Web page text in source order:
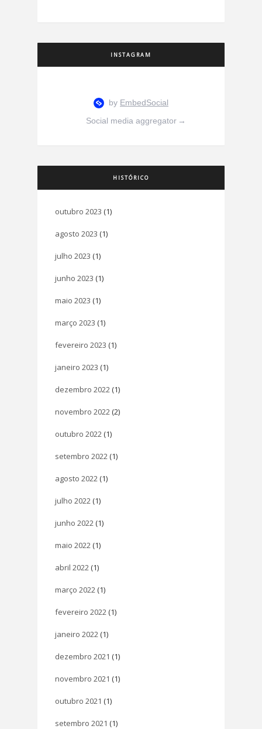
INSTAGRAM
Social media aggregator →
HISTÓRICO
outubro 2023 (1)
agosto 2023 (1)
julho 2023 (1)
junho 2023 (1)
maio 2023 (1)
março 2023 (1)
fevereiro 2023 (1)
janeiro 2023 (1)
dezembro 2022 (1)
novembro 2022 (2)
outubro 2022 (1)
setembro 2022 (1)
agosto 2022 (1)
julho 2022 (1)
junho 2022 (1)
maio 2022 (1)
abril 2022 (1)
março 2022 (1)
fevereiro 2022 (1)
janeiro 2022 (1)
dezembro 2021 (1)
novembro 2021 (1)
outubro 2021 (1)
setembro 2021 (1)